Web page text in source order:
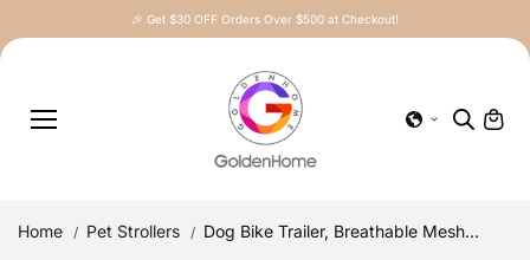
🎉 Get $30 OFF Orders Over $500 at Checkout!
Home Pet Strollers Dog Bike Trailer, Breathable Mesh...